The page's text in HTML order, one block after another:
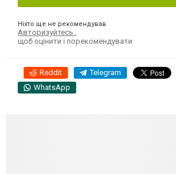
Ніхто ще не рекомендував
Авторизуйтесь ,
щоб оцінити і порекомендувати
Reddit Telegram
WhatsApp